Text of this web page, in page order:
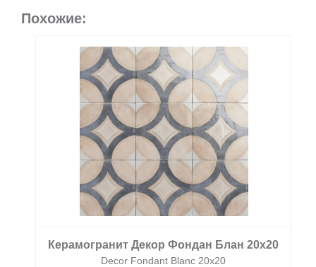
Похожие:
Керамогранит Декор Фондан Блан 20х20
Decor Fondant Blanc 20х20